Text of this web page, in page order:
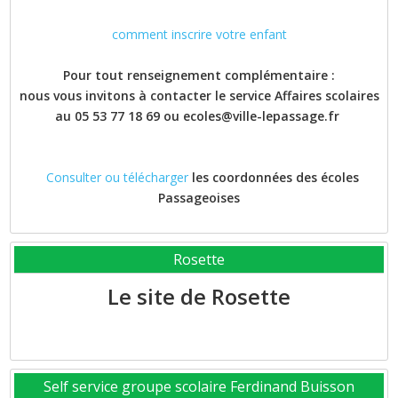
comment inscrire votre enfant
Pour tout renseignement complémentaire :
nous vous invitons à contacter le service Affaires scolaires
au 05 53 77 18 69 ou ecoles@ville-lepassage.fr
Consulter ou télécharger les coordonnées des écoles
Passageoises
Rosette
Le site de Rosette
Self service groupe scolaire Ferdinand Buisson